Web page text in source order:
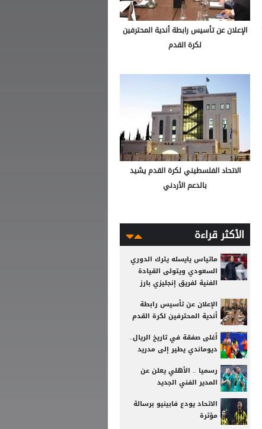
الإعلان عن تأسيس رابطة أندية المحترفين
لكرة القدم
الاتحاد الفلسطيني لكرة القدم يشيد
بالدعم الأردني
الأكثر قراءة
ماتياس يايسله يترك الدوري
السعودي ويتولى القيادة
الفنية لفريق إنجليزي بارز
الإعلان عن تأسيس رابطة
أندية المحترفين لكرة القدم
أغلى صفقة في تاريخ الريال..
ديوماندي يطير إلى مدريد
رسميا .. الأهلي يعلن عن
المدير الفني الجديد
الاتحاد يودع فابينيو برسالة
مؤثرة